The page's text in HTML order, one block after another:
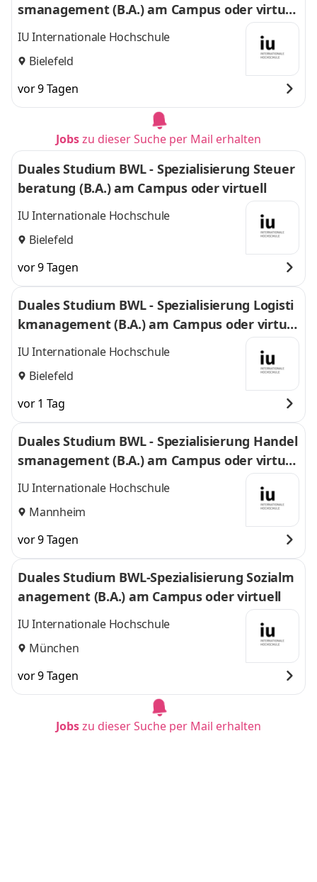
smanagement (B.A.) am Campus oder virtuel
l
IU Internationale Hochschule
Bielefeld
vor 9 Tagen
Jobszu dieser Suche per Mail erhalten
Duales Studium BWL - Spezialisierung Steuer
beratung (B.A.) am Campus oder virtuell
IU Internationale Hochschule
Bielefeld
vor 9 Tagen
Duales Studium BWL - Spezialisierung Logisti
kmanagement (B.A.) am Campus oder virtuel
l
IU Internationale Hochschule
Bielefeld
vor 1 Tag
Duales Studium BWL - Spezialisierung Handel
smanagement (B.A.) am Campus oder virtuel
l
IU Internationale Hochschule
Mannheim
vor 9 Tagen
Duales Studium BWL-Spezialisierung Sozialm
anagement (B.A.) am Campus oder virtuell
IU Internationale Hochschule
München
vor 9 Tagen
Jobszu dieser Suche per Mail erhalten